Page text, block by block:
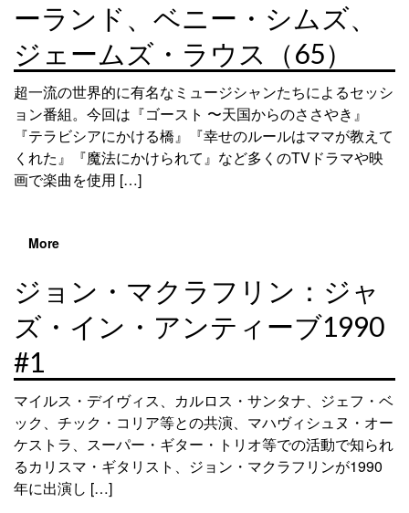
ーランド、ベニー・シムズ、
ジェームズ・ラウス（65）
超一流の世界的に有名なミュージシャンたちによるセッシ
ョン番組。今回は『ゴースト 〜天国からのささやき』
『テラビシアにかける橋』『幸せのルールはママが教えて
くれた』『魔法にかけられて』など多くのTVドラマや映
画で楽曲を使用 […]
More
ジョン・マクラフリン：ジャ
ズ・イン・アンティーブ1990
#1
マイルス・デイヴィス、カルロス・サンタナ、ジェフ・ベ
ック、チック・コリア等との共演、マハヴィシュヌ・オー
ケストラ、スーパー・ギター・トリオ等での活動で知られ
るカリスマ・ギタリスト、ジョン・マクラフリンが1990
年に出演し […]